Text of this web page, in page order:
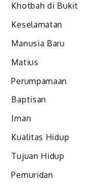
Khotbah di Bukit
Keselamatan
Manusia Baru
Matius
Perumpamaan
Baptisan
Iman
Kualitas Hidup
Tujuan Hidup
Pemuridan